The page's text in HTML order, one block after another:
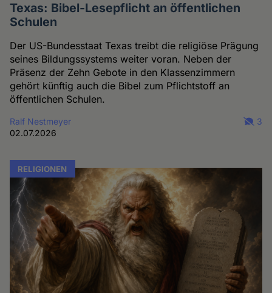
Texas: Bibel-Lesepflicht an öffentlichen
Schulen
Der US-Bundesstaat Texas treibt die religiöse Prägung
seines Bildungssystems weiter voran. Neben der
Präsenz der Zehn Gebote in den Klassenzimmern
gehört künftig auch die Bibel zum Pflichtstoff an
öffentlichen Schulen.
Ralf Nestmeyer
02.07.2026
3
RELIGIONEN